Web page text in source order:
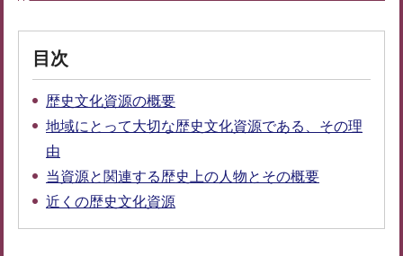
目次
歴史文化資源の概要
地域にとって大切な歴史文化資源である、その理
由
当資源と関連する歴史上の人物とその概要
近くの歴史文化資源